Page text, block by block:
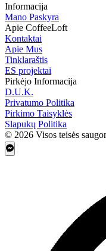
Informacija
Mano Paskyra
Apie CoffeeLoft
Kontaktai
Apie Mus
Tinklaraštis
ES projektai
Pirkėjo Informacija
D.U.K.
Privatumo Politika
Pirkimo Taisyklės
Slapukų Politika
© 2026 Visos teisės